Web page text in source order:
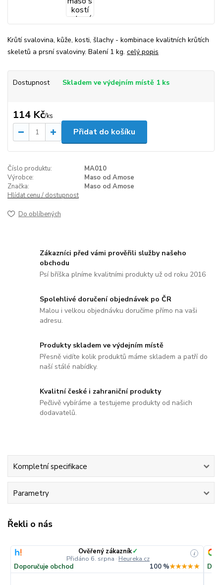
Krůtí svalovina, kůže, kosti, šlachy - kombinace kvalitních krůtích
skeletů a prsní svaloviny. Balení 1 kg. celý popis
Dostupnost Skladem ve výdejním místě 1 ks
114 Kč/ks
Přidat do košíku
Číslo produktu:
MA010
Výrobce:
Maso od Amose
Značka:
Maso od Amose
Hlídat cenu / dostupnost
Do oblíbených
Zákazníci před vámi prověřili služby našeho
obchodu
Psí bříška plníme kvalitními produkty už od roku 2016
Spolehlivé doručení objednávek po ČR
Malou i velkou objednávku doručíme přímo na vaši
adresu.
Produkty skladem ve výdejním místě
Přesně vidíte kolik produktů máme skladem a patří do
naší stálé nabídky.
Kvalitní české i zahraniční produkty
Pečlivě vybíráme a testujeme produkty od našich
dodavatelů.
Kompletní specifikace
Parametry
Řekli o nás
Ověřený zákazník✓
Přidáno 6. srpna · Heureka.cz
i
Doporučuje obchod 100 %★★★★★